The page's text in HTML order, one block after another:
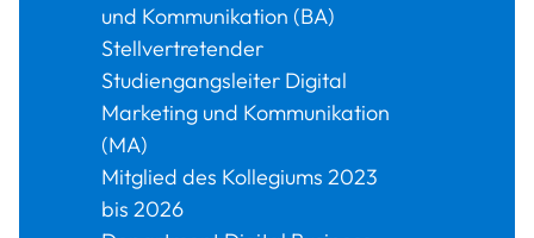
und Kommunikation (BA)
Stellvertretender
Studiengangsleiter Digital
Marketing und Kommunikation
(MA)
Mitglied des Kollegiums 2023
bis 2026